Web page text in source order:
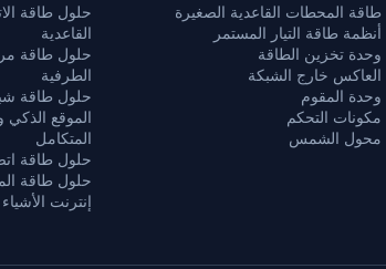
طاقة المحطات القاعدية الصغيرة
أنظمة طاقة التيار المستمر
وحدة تخزين الطاقة
العاكس خارج الشبكة
وحدة المقوم
مكونات التحكم
محول الشمس
حلول طاقة
القاعدية
حلول طاقة
الطرفية
حلول طاقة
المتكامل
حلول طاقة
حلول طاقة
إنترنت الأشياء